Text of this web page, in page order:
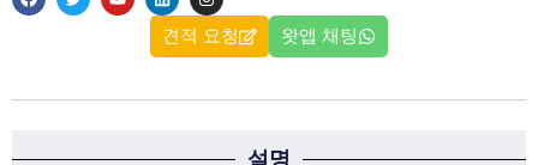
견적 요청 왓앱 채팅
설명